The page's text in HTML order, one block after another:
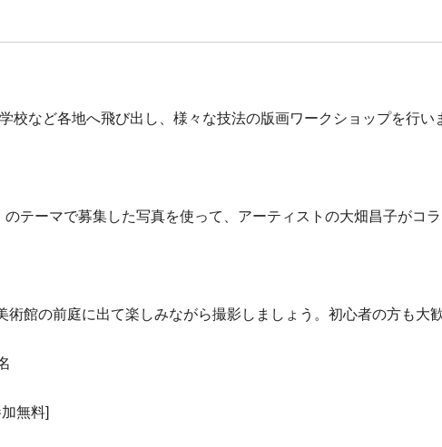
校など各地へ飛び出し、様々な技法の版画ワークショップを行い
テーマで募集した写真を使って、アーティストの大畑昌子がコ
館の前庭に出て楽しみながら撮影しましょう。初心者の方も大
無料]